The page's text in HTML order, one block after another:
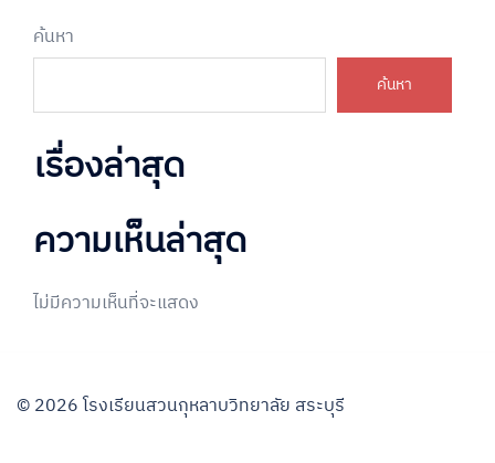
ค้นหา
ค้นหา
เรื่องล่าสุด
ความเห็นล่าสุด
ไม่มีความเห็นที่จะแสดง
© 2026 โรงเรียนสวนกุหลาบวิทยาลัย สระบุรี